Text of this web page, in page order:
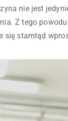
nie jest
Z tego
się stamtąd